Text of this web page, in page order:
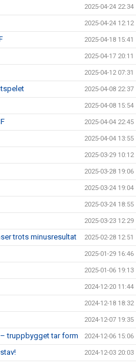
2025-04-24 22:34
2025-04-24 12:12
2025-04-18 15:41
2025-04-17 20:11
2025-04-12 07:31
2025-04-08 22:37
2025-04-08 15:54
2025-04-04 22:45
2025-04-04 13:55
2025-03-29 10:12
2025-03-28 19:06
2025-03-24 19:04
2025-03-24 18:55
2025-03-23 12:29
trots minusresultat 2025-02-28 12:51
2025-01-29 16:46
2025-01-06 19:13
2024-12-20 11:44
2024-12-18 18:32
2024-12-07 19:35
truppbygget tar form 2024-12-06 15:06
2024-12-03 20:03